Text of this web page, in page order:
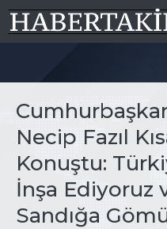
İçeriğe
atla
Necip Fazıl
Konuştu:
İnşa Ediyoruz
Sandığa